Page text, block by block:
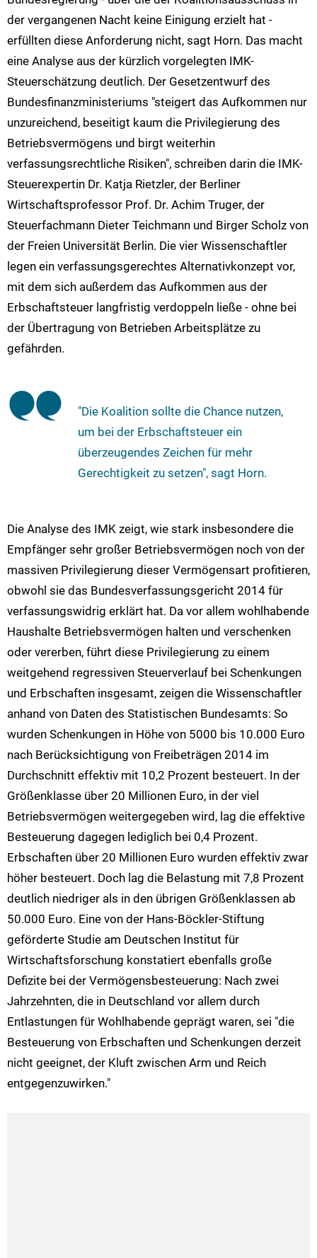
der vergangenen Nacht keine Einigung erzielt hat -
erfüllten diese Anforderung nicht, sagt Horn. Das macht
eine Analyse aus der kürzlich vorgelegten IMK-
Steuerschätzung deutlich. Der Gesetzentwurf des
Bundesfinanzministeriums "steigert das Aufkommen nur
unzureichend, beseitigt kaum die Privilegierung des
Betriebsvermögens und birgt weiterhin
verfassungsrechtliche Risiken", schreiben darin die IMK-
Steuerexpertin Dr. Katja Rietzler, der Berliner
Wirtschaftsprofessor Prof. Dr. Achim Truger, der
Steuerfachmann Dieter Teichmann und Birger Scholz von
der Freien Universität Berlin. Die vier Wissenschaftler
legen ein verfassungsgerechtes Alternativkonzept vor,
mit dem sich außerdem das Aufkommen aus der
Erbschaftsteuer langfristig verdoppeln ließe - ohne bei
der Übertragung von Betrieben Arbeitsplätze zu
gefährden.
"Die Koalition sollte die Chance nutzen,
um bei der Erbschaftsteuer ein
überzeugendes Zeichen für mehr
Gerechtigkeit zu setzen", sagt Horn.
Die Analyse des IMK zeigt, wie stark insbesondere die
Empfänger sehr großer Betriebsvermögen noch von der
massiven Privilegierung dieser Vermögensart profitieren,
obwohl sie das Bundesverfassungsgericht 2014 für
verfassungswidrig erklärt hat. Da vor allem wohlhabende
Haushalte Betriebsvermögen halten und verschenken
oder vererben, führt diese Privilegierung zu einem
weitgehend regressiven Steuerverlauf bei Schenkungen
und Erbschaften insgesamt, zeigen die Wissenschaftler
anhand von Daten des Statistischen Bundesamts: So
wurden Schenkungen in Höhe von 5000 bis 10.000 Euro
nach Berücksichtigung von Freibeträgen 2014 im
Durchschnitt effektiv mit 10,2 Prozent besteuert. In der
Größenklasse über 20 Millionen Euro, in der viel
Betriebsvermögen weitergegeben wird, lag die effektive
Besteuerung dagegen lediglich bei 0,4 Prozent.
Erbschaften über 20 Millionen Euro wurden effektiv zwar
höher besteuert. Doch lag die Belastung mit 7,8 Prozent
deutlich niedriger als in den übrigen Größenklassen ab
50.000 Euro. Eine von der Hans-Böckler-Stiftung
geförderte Studie am Deutschen Institut für
Wirtschaftsforschung konstatiert ebenfalls große
Defizite bei der Vermögensbesteuerung: Nach zwei
Jahrzehnten, die in Deutschland vor allem durch
Entlastungen für Wohlhabende geprägt waren, sei "die
Besteuerung von Erbschaften und Schenkungen derzeit
nicht geeignet, der Kluft zwischen Arm und Reich
entgegenzuwirken."